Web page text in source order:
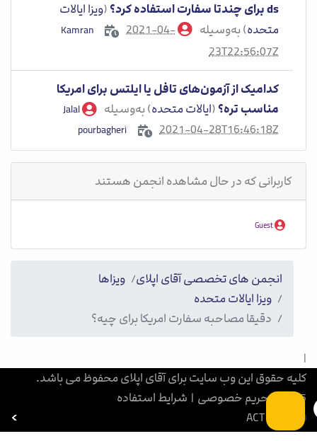
ds برای چندتا سفارت استفاده کرد؟
(ویزا ایالات
متحده) به‌وسیله
2021-04-
23T22:56:07Z
کدامیک از آزمون‌های تافل یا ایلتس برای امریکا
مناسب تره؟ (ایالات متحده) به‌وسیله
Jalal
pourbagheri
2021-04-28T16:46:18Z
کاربرانی که در حال مشاهده انجمن هستند
انجمن های تخصصی آقای اپلای
ویزاها
ویزا ایالات متحده
دقیقا مصاحبه سفارت امریکا برای چیه؟
|
کلیه حقوق این وب سایت برای آقای اپلای محفوظ می باشد.
1405
| حریم خصوصی | شرایط استفاده
آزمون ACT
بورسیه تحصیلی